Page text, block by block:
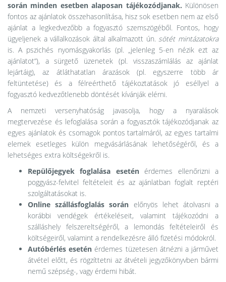
során minden esetben alaposan tájékozódjanak. Különösen
fontos az ajánlatok összehasonlítása, hisz sok esetben nem az első
ajánlat a legkedvezőbb a fogyasztó szemszögéből. Fontos, hogy
ügyeljenek a vállalkozások által alkalmazott ún.sötét mintázatokra
is. A pszichés nyomásgyakorlás (pl. „jelenleg 5-en nézik ezt az
ajánlatot”), a sürgető üzenetek (pl. visszaszámlálás az ajánlat
lejártáig), az átláthatatlan árazások (pl. egyszerre több ár
feltüntetése) és a félreérthető tájékoztatások jó eséllyel a
fogyasztó kedvezőtlenebb döntését kívánják elérni.
A nemzeti versenyhatóság javasolja, hogy a nyaralások
megtervezése és lefoglalása során a fogyasztók tájékozódjanak az
egyes ajánlatok és csomagok pontos tartalmáról, az egyes tartalmi
elemek esetleges külön megvásárlásának lehetőségéről, és a
lehetséges extra költségekről is.
Repülőjegyek foglalása eseténérdemes ellenőrizni a
poggyász-felvitel feltételeit és az ajánlatban foglalt reptéri
szolgáltatásokat is.
Online szállásfoglalás során előnyös lehet átolvasni a
korábbi vendégek értékeléseit, valamint tájékozódni a
szálláshely felszereltségéről, a lemondás feltételeiről és
költségeiről, valamint a rendelkezésre álló fizetési módokról.
Autóbérlés esetén érdemes tüzetesen átnézni a járművet
átvétel előtt, és rögzíttetni az átvételi jegyzőkönyvben bármi
nemű szépség-, vagy érdemi hibát.